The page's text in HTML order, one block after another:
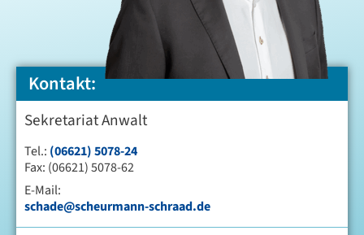
Kontakt:
Sekretariat Anwalt
Tel.: (06621) 5078-24
Fax: (06621) 5078-62
E-Mail:
schade@scheurmann-schraad.de